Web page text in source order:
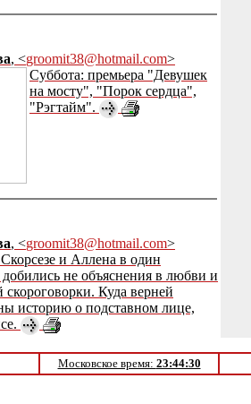
, <groomit38@hotmail.com>
Суббота: премьера "Девушек
на мосту", "Порок сердца",
"Рэгтайм".
, <groomit38@hotmail.com>
и Аллена в один
не объяснения в любви и
скороговорки. Куда верней
историю о подставном лице,
Московское время: 23:44:30